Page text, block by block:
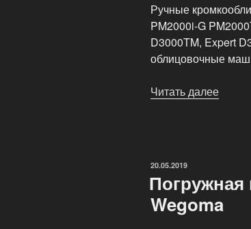
Ручные
PM2000i-G
D3000TM, Expert
облицовочные
Читать далее
ОПУБЛИКОВАНО
20.05.2019
Погружная
Wegoma